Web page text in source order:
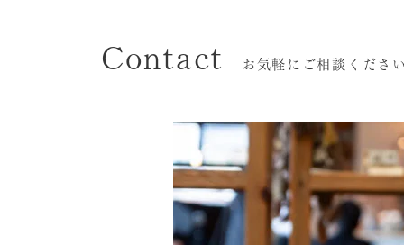
Contact お気軽にご相談くださ